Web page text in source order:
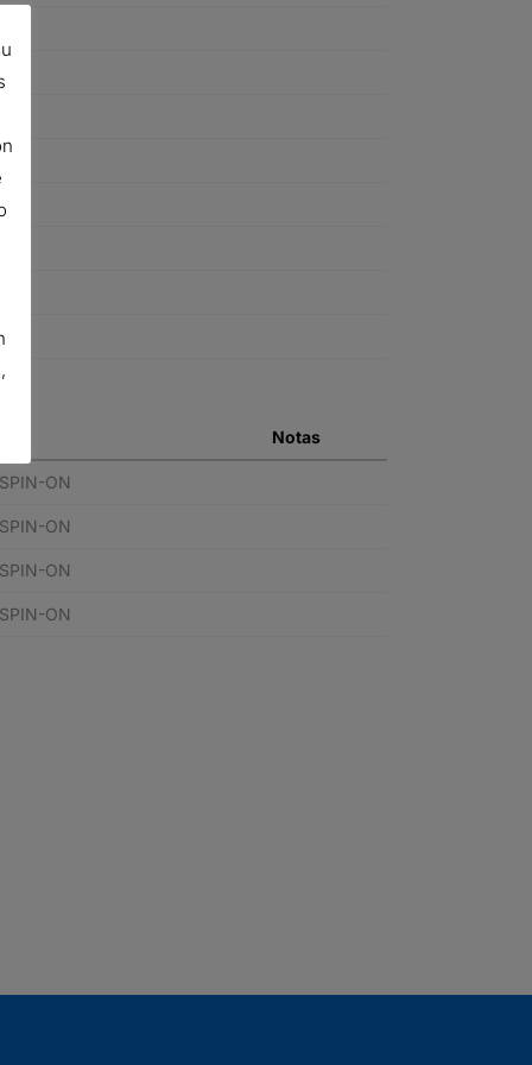
Notas
ON
ON
ON
ON